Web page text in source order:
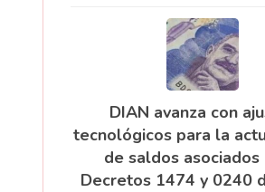
DIAN avanza con
tecnológicos para la
de saldos asociados
Decretos 1474 y 0240